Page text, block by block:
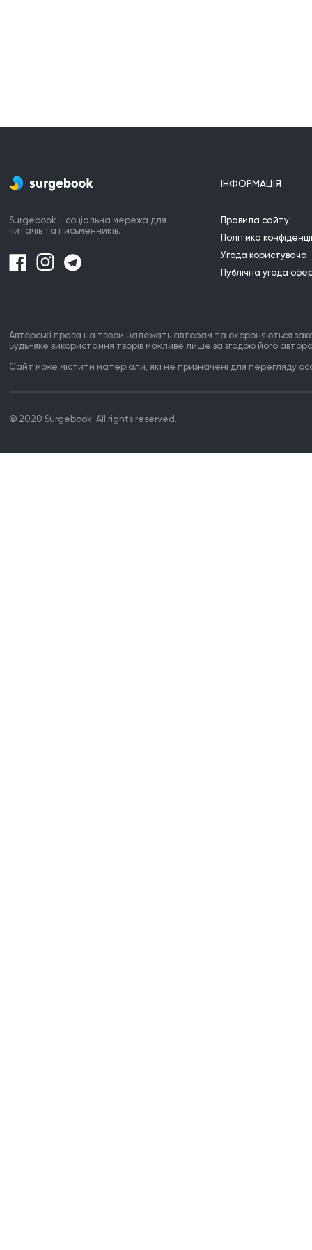
Surgebook - соціальна мережа для
читачів та письменників.
ІНФОРМАЦІЯ
Правила сайту
Політика
Угода користувача
Публічна угода
Авторські права на твори належать авторам та охороняються
Будь-яке використання творів можливе лише за згодою його
Сайт може містити матеріали, які не призначені для перегляду
© 2020 Surgebook. All rights reserved.